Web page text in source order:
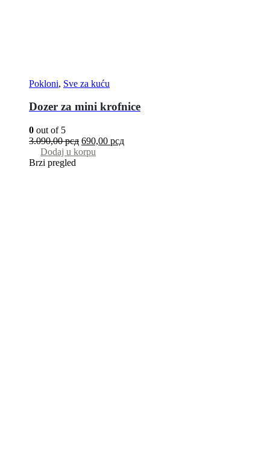
Pokloni, Sve za kuću
Dozer za mini krofnice
0 out of 5
3.090,00рсд 690,00 рсд
Dodaj u korpu
Brzi pregled